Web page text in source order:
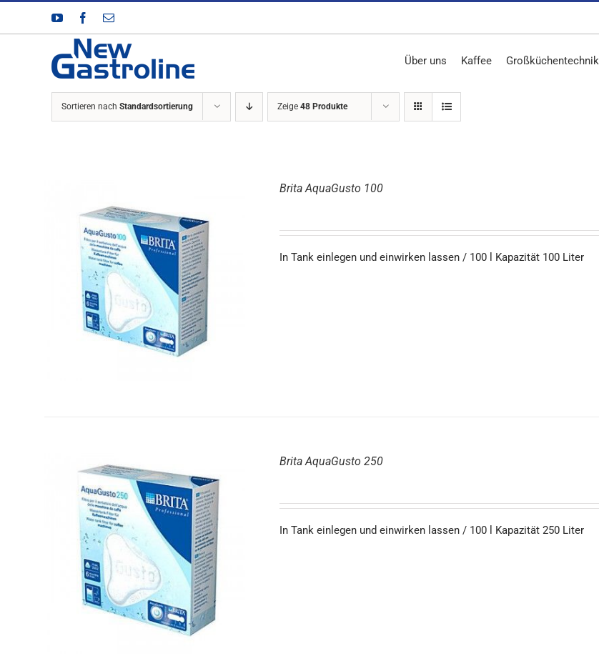
Zum
springen
YouTubeFacebook
E-
Über uns Kaffee Großküchentechnik
Sortieren nach Standardsortierung Zeige 48 Produkte
DETAILS
Brita AquaGusto 100
In Tank einlegen und einwirken lassen / 100 l Kapazität 100 Liter
DETAILS
Brita AquaGusto 250
In Tank einlegen und einwirken lassen / 100 l Kapazität 250 Liter